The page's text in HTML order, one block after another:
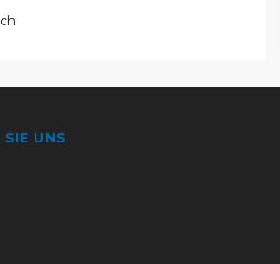
SIE UNS